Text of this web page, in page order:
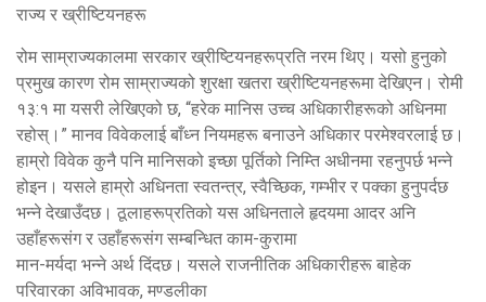
राज्य र ख्रीष्टियनहरू
रोम साम्राज्यकालमा सरकार ख्रीष्टियनहरूप्रति नरम थिए। यसो हुनुको
प्रमुख कारण रोम साम्राज्यको शुरक्षा खतरा ख्रीष्टियनहरूमा देखिएन। रोमी
१३:१ मा यसरी लेखिएको छ, “हरेक मानिस उच्च अधिकारीहरूको अधिनमा
रहोस्।” मानव विवेकलाई बाँध्न नियमहरू बनाउने अधिकार परमेश्वरलाई छ।
हाम्रो विवेक कुनै पनि मानिसको इच्छा पूर्तिको निम्ति अधीनमा रहनुपर्छ भन्ने
होइन। यसले हाम्रो अधिनता स्वतन्त्र, स्वैच्छिक, गम्भीर र पक्का हुनुपर्दछ
भन्ने देखाउँदछ। ठूलाहरूप्रतिको यस अधिनताले हृदयमा आदर अनि
उहाँहरूसंग र उहाँहरूसंग सम्बन्धित काम-कुरामा
मान-मर्यदा भन्ने अर्थ दिंदछ। यसले राजनीतिक अधिकारीहरू बाहेक
परिवारका अविभावक, मण्डलीका